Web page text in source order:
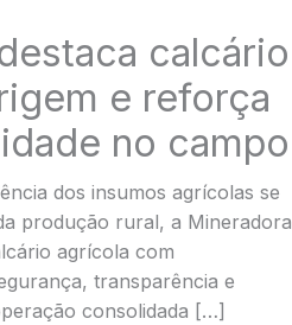
calcário
e reforça
no campo
dos insumos agrícolas se
produção rural, a Mineradora
agrícola com
transparência e
consolidada […]